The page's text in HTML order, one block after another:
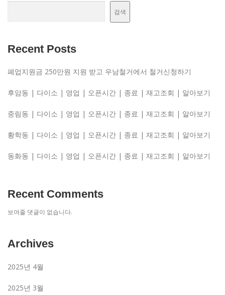
검색
Recent Posts
폐업지원금 250만원 지원 받고 우남철거에서 철거신청하기
후암동 | 다이소 | 영업 | 오픈시간 | 종료 | 재고조회 | 알아보기
중림동 | 다이소 | 영업 | 오픈시간 | 종료 | 재고조회 | 알아보기
황학동 | 다이소 | 영업 | 오픈시간 | 종료 | 재고조회 | 알아보기
동화동 | 다이소 | 영업 | 오픈시간 | 종료 | 재고조회 | 알아보기
Recent Comments
보여줄 댓글이 없습니다.
Archives
2025년 4월
2025년 3월